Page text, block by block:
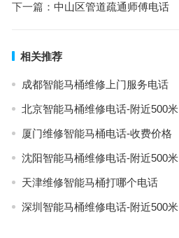
下一篇： 中山区管道疏通师傅电话
相关推荐
成都智能马桶维修上门服务电话
北京智能马桶维修电话-附近500米
厦门维修智能马桶电话-收费价格
沈阳智能马桶维修电话-附近500米
天津维修智能马桶打哪个电话
深圳智能马桶维修电话-附近500米